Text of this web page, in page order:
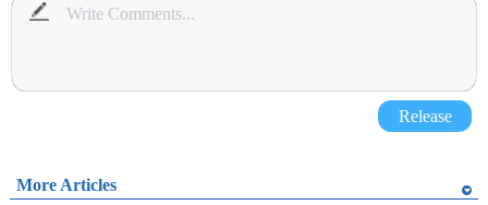
Release
More Articles